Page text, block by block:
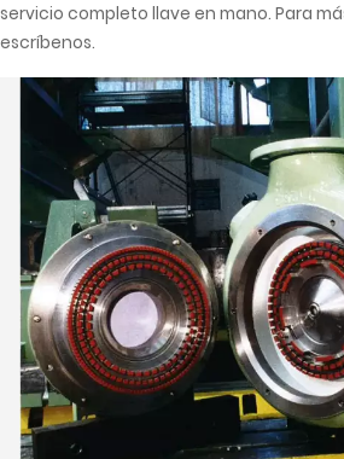
servicio completo llave en mano. Para
escríbenos.